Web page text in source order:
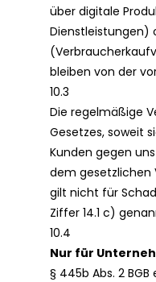
über digitale
Dienstleistungen)
bleiben von der
10.3
Die regelmäßige
Gesetzes, soweit
Kunden gegen
dem gesetzlichen
gilt nicht für
Ziffer 14.1 c)
10.4
Nur für
§ 445b Abs. 2